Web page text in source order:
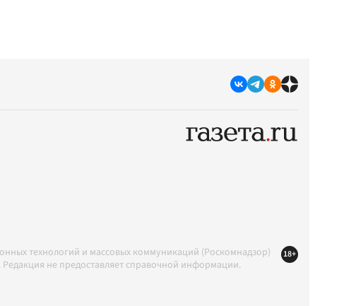
технологий и массовых коммуникаций (Роскомнадзор)
не предоставляет справочной информации.
18+